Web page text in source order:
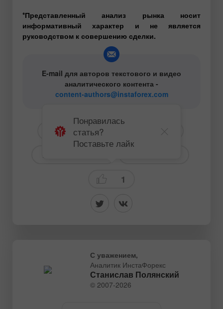
*Представленный анализ рынка носит
информативный характер и не является
руководством к совершению сделки.
E-mail для авторов текстового и видео
аналитического контента -
content-authors@instaforex.com
# EUR # USD # EURUSD
1
Понравилась
статья?
Поставьте лайк
С уважением,
Аналитик ИнстаФорекс
Станислав Полянский
© 2007-2026